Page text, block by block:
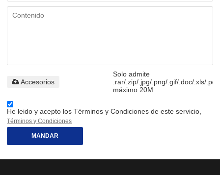
Solo admite
.rar/.zip/.jpg/.png/.gif/.doc/.xls/.pdf,
máximo 20M
Accesorios
He leido y acepto los Términos y Condiciones de este servicio,
Términos y Condiciones
MANDAR